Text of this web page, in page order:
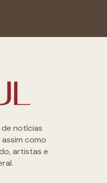
notícias
como
artistas e